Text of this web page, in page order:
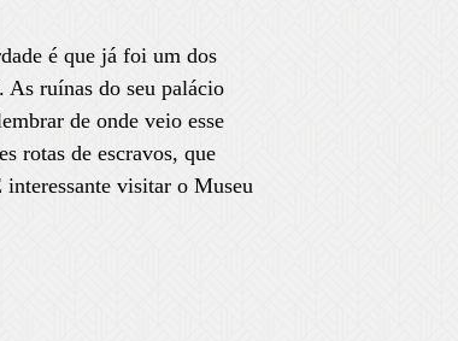
é que já foi um dos
As ruínas do seu palácio
de onde veio esse
rotas de escravos, que
visitar o Museu